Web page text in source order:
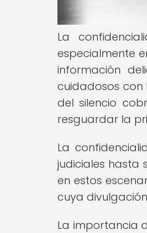
La
especialmente
información
cuidadosos con
del silencio
resguardar la
La
judiciales hasta
en estos
cuya
La importancia